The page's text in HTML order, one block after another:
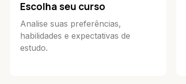
Escolha seu curso
Analise suas preferências,
habilidades e expectativas de
estudo.